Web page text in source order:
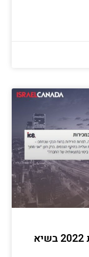
אתר ICE: ישראל קנדה סוגרת את 2022 בשיא